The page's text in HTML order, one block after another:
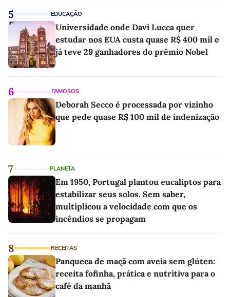
5 EDUCAÇÃO
Universidade onde Davi Lucca quer
estudar nos EUA custa quase R$ 400 mil e
já teve 29 ganhadores do prêmio Nobel
6 FAMOSOS
Deborah Secco é processada por vizinho
que pede quase R$ 100 mil de indenização
7 PLANETA
Em 1950, Portugal plantou eucaliptos para
estabilizar seus solos. Sem saber,
multiplicou a velocidade com que os
incêndios se propagam
8 RECEITAS
Panqueca de maçã com aveia sem glúten:
receita fofinha, prática e nutritiva para o
café da manhã